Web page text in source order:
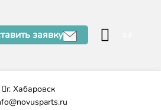
заявку
г. Хабаровск